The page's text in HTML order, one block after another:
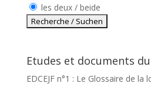
les deux / beide
Etudes et documents du
EDCEJF n°1 : Le Glossaire de